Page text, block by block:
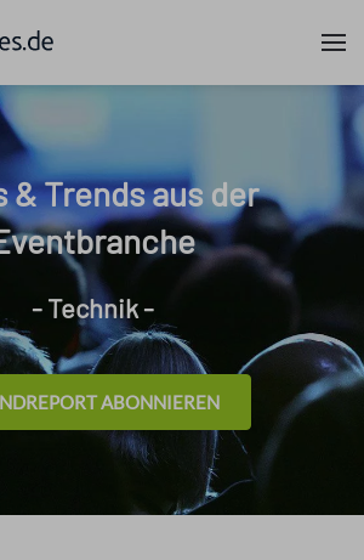
& Trends aus der
- Technik -
ABONNIEREN